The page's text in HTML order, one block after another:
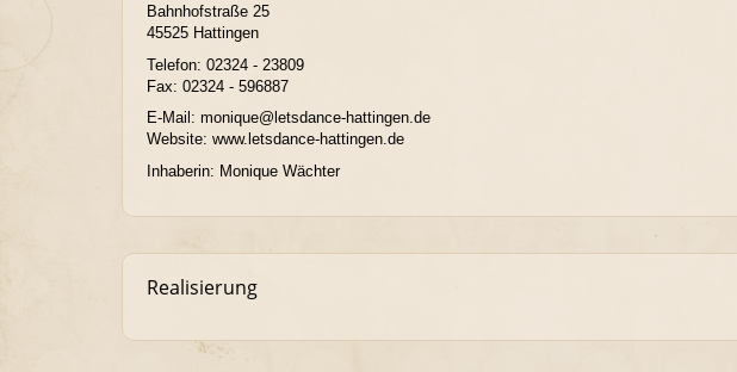
Bahnhofstraße 25
45525 Hattingen
Telefon: 02324 - 23809
Fax: 02324 - 596887
E-Mail: monique@letsdance-hattingen.de
Website: www.letsdance-hattingen.de
Inhaberin: Monique Wächter
Realisierung